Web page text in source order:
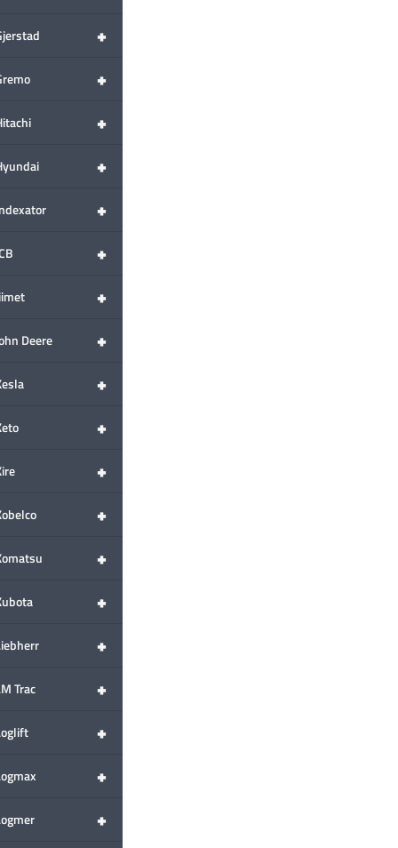
+
+
+
+
+
+
+
+
Deere
+
+
+
+
+
+
+
+
Trac
+
+
+